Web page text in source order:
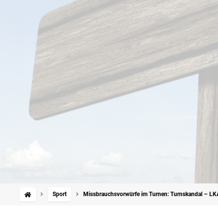
Sport Missbrauchsvorwürfe im Turnen: Turnskandal –